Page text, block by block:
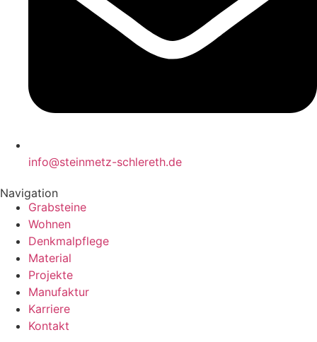
info@steinmetz-schlereth.de
Navigation
Grabsteine
Wohnen
Denkmalpflege
Material
Projekte
Manufaktur
Karriere
Kontakt